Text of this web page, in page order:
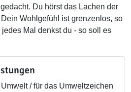
Du hörst das Lachen der
Wohlgefühl ist grenzenlos, so
Mal denkst du - so soll es
/ für das Umweltzeichen